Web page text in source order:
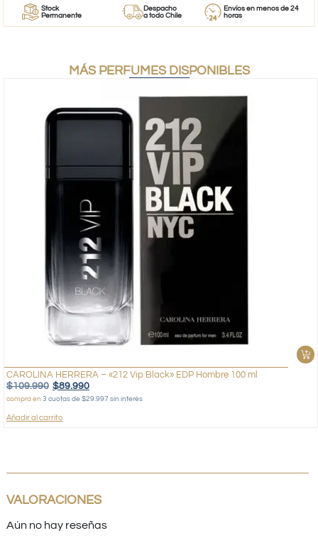
Stock
Permanente
Despacho
a todo Chile
Envíos en menos de 24
horas
MÁS PERFUMES DISPONIBLES
CAROLINA HERRERA – «212 Vip Black» EDP Hombre 100 ml
$109.990 $89.990
compra en 3 cuotas de $29.997 sin interés
Añadir al carrito
VALORACIONES
Aún no hay reseñas